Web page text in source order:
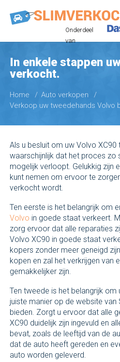
Onderdeel
van
In enkele stappen
verkocht.
Home
Auto verkopen
Verkoop uw tweedehands Volvo
Als u besluit om uw Volvo XC90
waarschijnlijk dat het proces zo
mogelijk verloopt. Gelukkig zijn
kunt nemen om ervoor te
verkocht wordt.
Ten eerste is het belangrijk om
Volvo in goede staat verkeert.
zorg ervoor dat alle reparaties
Volvo XC90 in goede staat
kopers zonder meer geneigd
kopen en zal het verkrijgen van
gemakkelijker zijn.
Ten tweede is het belangrijk om
juiste manier op de website van
bieden. Zorgt u ervoor dat alle
XC90 duidelijk zijn ingevuld en
bevat, zoals de leeftijd van de
dat de auto heeft gereden en
auto worden geleverd.